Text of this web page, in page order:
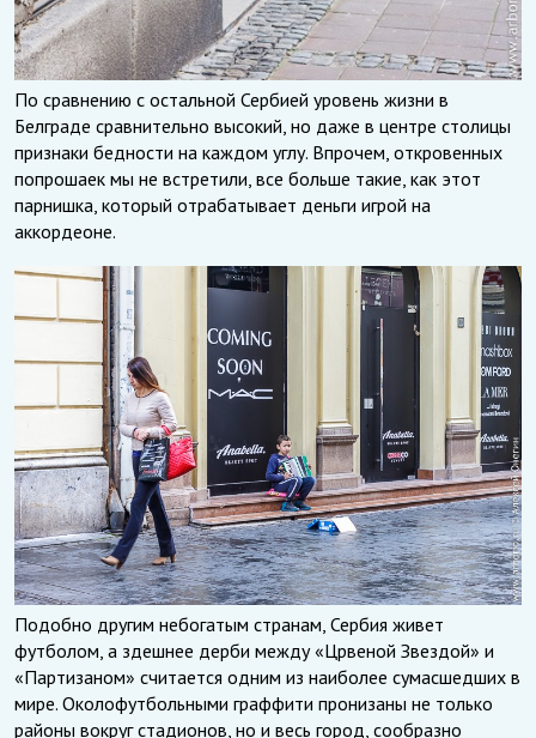
По сравнению с остальной Сербией уровень жизни в
Белграде сравнительно высокий, но даже в центре столицы
признаки бедности на каждом углу. Впрочем, откровенных
попрошаек мы не встретили, все больше такие, как этот
парнишка, который отрабатывает деньги игрой на
аккордеоне.
Подобно другим небогатым странам, Сербия живет
футболом, а здешнее дерби между «Црвеной Звездой» и
«Партизаном» считается одним из наиболее сумасшедших в
мире. Околофутбольными граффити пронизаны не только
районы вокруг стадионов, но и весь город, сообразно